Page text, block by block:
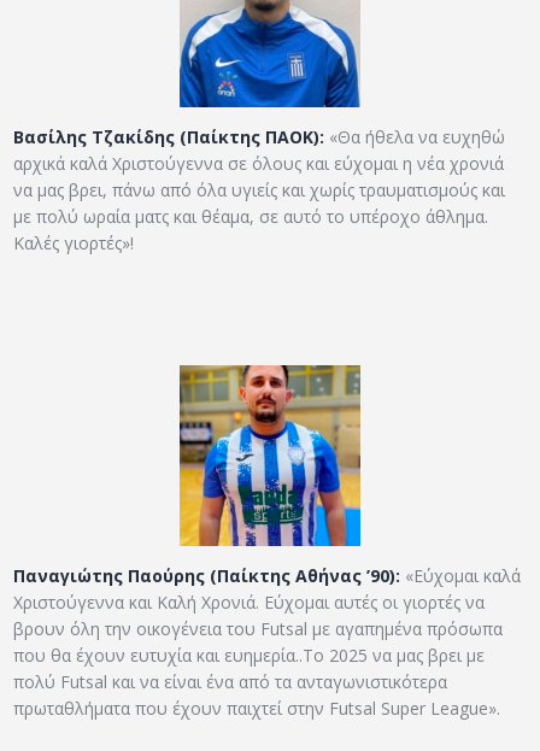
Βασίλης Τζακίδης (Παίκτης ΠΑΟΚ): «Θα ήθελα να ευχηθώ
αρχικά καλά Χριστούγεννα σε όλους και εύχομαι η νέα χρονιά
να μας βρει, πάνω από όλα υγιείς και χωρίς τραυματισμούς και
με πολύ ωραία ματς και θέαμα, σε αυτό το υπέροχο άθλημα.
Καλές γιορτές»!
Παναγιώτης Παούρης (Παίκτης Αθήνας ’90): «Εύχομαι καλά
Χριστούγεννα και Καλή Χρονιά. Εύχομαι αυτές οι γιορτές να
βρουν όλη την οικογένεια του Futsal με αγαπημένα πρόσωπα
που θα έχουν ευτυχία και ευημερία..Το 2025 να μας βρει με
πολύ Futsal και να είναι ένα από τα ανταγωνιστικότερα
πρωταθλήματα που έχουν παιχτεί στην Futsal Super League».